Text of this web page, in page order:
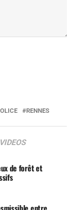
RENNES
VIDEOS
de forêt et